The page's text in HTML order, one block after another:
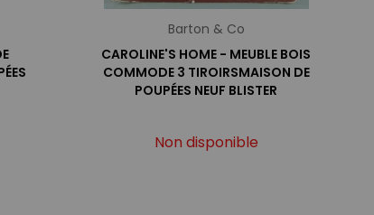
Barton & Co
CAROLINE'S HOME - MEUBLE BOIS
COMMODE 3 TIROIRSMAISON DE
POUPÉES NEUF BLISTER
Non disponible